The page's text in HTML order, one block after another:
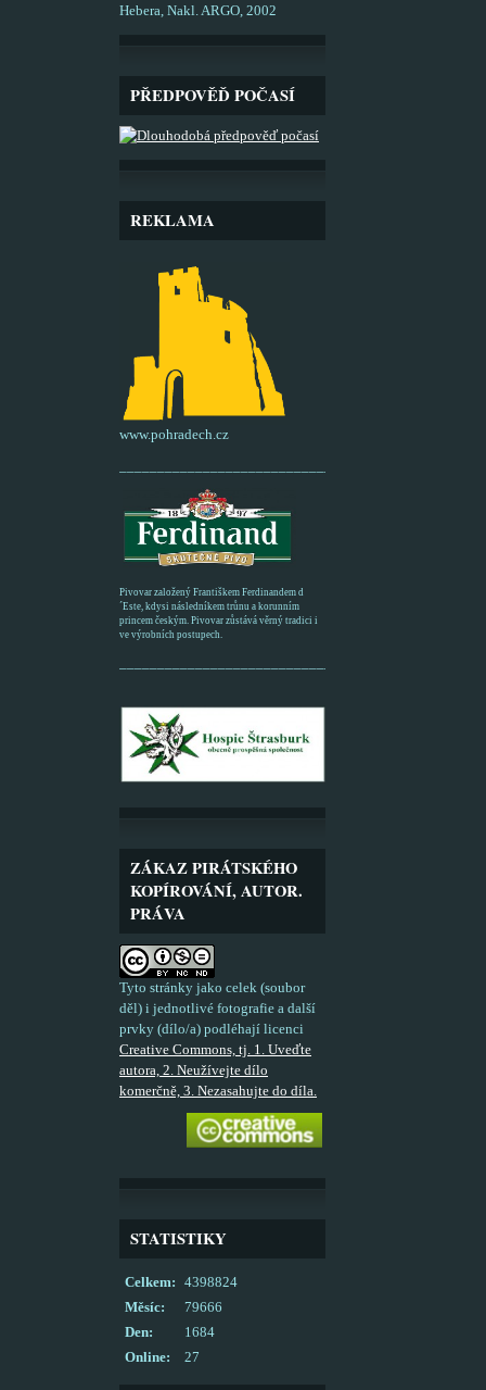
Hebera, Nakl. ARGO, 2002
PŘEDPOVĚĎ POČASÍ
REKLAMA
www.pohradech.cz
Pivovar založený Františkem Ferdinandem d
´Este, kdysi následníkem trůnu a korunním
princem českým. Pivovar zůstává věrný tradici i
ve výrobních postupech.
ZÁKAZ PIRÁTSKÉHO
KOPÍROVÁNÍ, AUTOR.
PRÁVA
Tyto stránky jako celek (soubor
děl) i jednotlivé fotografie a další
prvky (dílo/a) podléhají licenci
Creative Commons, tj. 1. Uveďte
autora, 2. Neužívejte dílo
komerčně, 3. Nezasahujte do díla.
STATISTIKY
Online: 27
Celkem:
4398824
Měsíc:
79666
Den:
1684